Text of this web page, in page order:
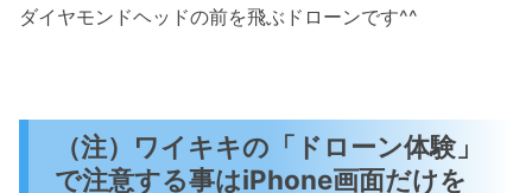
ダイヤモンドヘッドの前を飛ぶドローンです^^
（注）ワイキキの「ドローン体験」
で注意する事はiPhone画面だけを